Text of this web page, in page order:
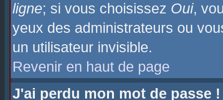
ligne; si vous choisissez Oui,
yeux des administrateurs ou
un utilisateur invisible.
Revenir en haut de page
J'ai perdu mon mot de passe !